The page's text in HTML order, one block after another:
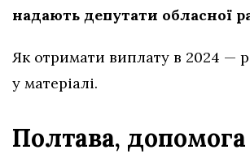
надають депутати обласної
Як отримати виплату в 2024 —
у матеріалі.
Полтава,